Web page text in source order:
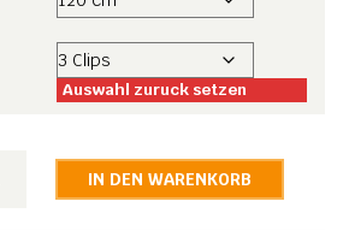
Auswahl zuruck setzen
IN DEN WARENKORB